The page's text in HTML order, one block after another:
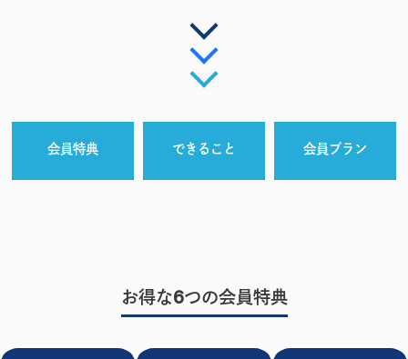
会員特典 できること 会員プラン
お得な6つの会員特典